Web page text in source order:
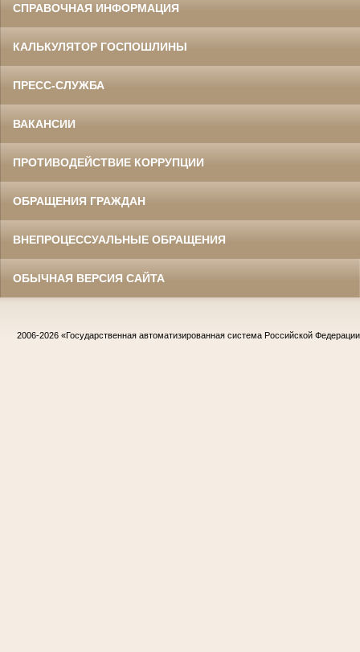
СПРАВОЧНАЯ ИНФОРМАЦИЯ
КАЛЬКУЛЯТОР ГОСПОШЛИНЫ
ПРЕСС-СЛУЖБА
ВАКАНСИИ
ПРОТИВОДЕЙСТВИЕ КОРРУПЦИИ
ОБРАЩЕНИЯ ГРАЖДАН
ВНЕПРОЦЕССУАЛЬНЫЕ ОБРАЩЕНИЯ
ОБЫЧНАЯ ВЕРСИЯ САЙТА
2006-2026 «Государственная автоматизированная система Российской